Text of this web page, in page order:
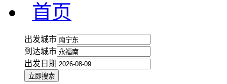
首页
出发城市
到达城市
出发日期